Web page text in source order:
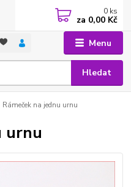
Menu
Hledat
0 ks
za 0,00 Kč
Rámeček na jednu urnu
urnu